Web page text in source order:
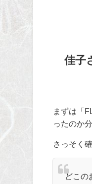
佳子
まずは「
ったのか
さっそく
どこの